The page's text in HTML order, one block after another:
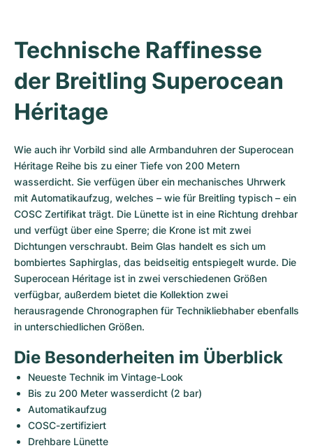
Technische Raffinesse
der Breitling Superocean
Héritage
Wie auch ihr Vorbild sind alle Armbanduhren der Superocean
Héritage Reihe bis zu einer Tiefe von 200 Metern
wasserdicht. Sie verfügen über ein mechanisches Uhrwerk
mit Automatikaufzug, welches – wie für Breitling typisch – ein
COSC Zertifikat trägt. Die Lünette ist in eine Richtung drehbar
und verfügt über eine Sperre; die Krone ist mit zwei
Dichtungen verschraubt. Beim Glas handelt es sich um
bombiertes Saphirglas, das beidseitig entspiegelt wurde. Die
Superocean Héritage ist in zwei verschiedenen Größen
verfügbar, außerdem bietet die Kollektion zwei
herausragende Chronographen für Technikliebhaber ebenfalls
in unterschiedlichen Größen.
Die Besonderheiten im Überblick
Neueste Technik im Vintage-Look
Bis zu 200 Meter wasserdicht (2 bar)
Automatikaufzug
COSC-zertifiziert
Drehbare Lünette